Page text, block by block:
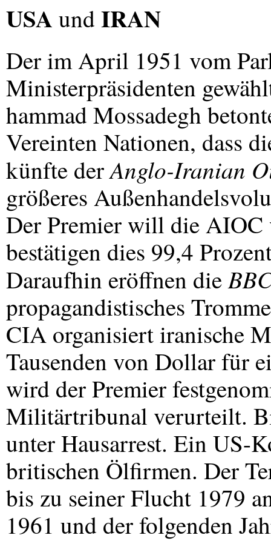
USA undIRAN
Der im April 1951 vom
Ministerpräsidenten
hammad Mossadegh
Vereinten Nationen, dass
künfte derAnglo-Iranian
größeres
Der Premier will dieAIOC
bestätigen dies 99,4
Daraufhin eröffnen die
propagandistisches
CIA organisiert iranische
Tausenden von Dollar für
wird der Premier
Militärtribunal verurteilt.
unter Hausarrest. Ein US-
britischen Ölfirmen. Der
bis zu seiner Flucht 1979
1961 und der folgenden